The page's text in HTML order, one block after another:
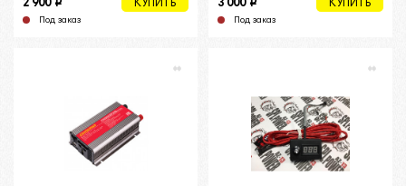
2 900 КУПИТЬ
Под заказ
3 000 КУПИТЬ
Под заказ